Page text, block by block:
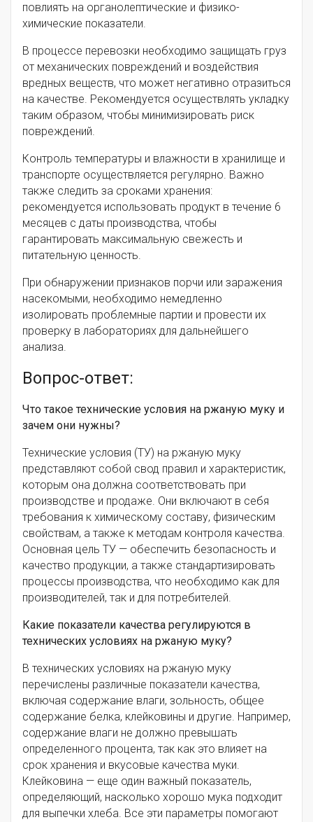
повлиять на органолептические и физико-
химические показатели.
В процессе перевозки необходимо защищать груз
от механических повреждений и воздействия
вредных веществ, что может негативно отразиться
на качестве. Рекомендуется осуществлять укладку
таким образом, чтобы минимизировать риск
повреждений.
Контроль температуры и влажности в хранилище и
транспорте осуществляется регулярно. Важно
также следить за сроками хранения:
рекомендуется использовать продукт в течение 6
месяцев с даты производства, чтобы
гарантировать максимальную свежесть и
питательную ценность.
При обнаружении признаков порчи или заражения
насекомыми, необходимо немедленно
изолировать проблемные партии и провести их
проверку в лабораториях для дальнейшего
анализа.
Вопрос-ответ:
Что такое технические условия на ржаную муку и
зачем они нужны?
Технические условия (ТУ) на ржаную муку
представляют собой свод правил и характеристик,
которым она должна соответствовать при
производстве и продаже. Они включают в себя
требования к химическому составу, физическим
свойствам, а также к методам контроля качества.
Основная цель ТУ — обеспечить безопасность и
качество продукции, а также стандартизировать
процессы производства, что необходимо как для
производителей, так и для потребителей.
Какие показатели качества регулируются в
технических условиях на ржаную муку?
В технических условиях на ржаную муку
перечислены различные показатели качества,
включая содержание влаги, зольность, общее
содержание белка, клейковины и другие. Например,
содержание влаги не должно превышать
определенного процента, так как это влияет на
срок хранения и вкусовые качества муки.
Клейковина — еще один важный показатель,
определяющий, насколько хорошо мука подходит
для выпечки хлеба. Все эти параметры помогают